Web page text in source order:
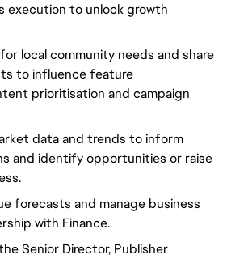
execution to unlock growth
local community needs and share
to influence feature
prioritisation and campaign
data and trends to inform
and identify opportunities or raise
forecasts and manage business
with Finance.
Senior Director, Publisher